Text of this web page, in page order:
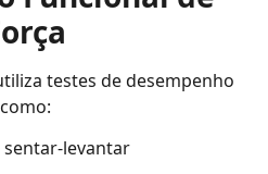
testes de desempenho
como:
sentar-levantar